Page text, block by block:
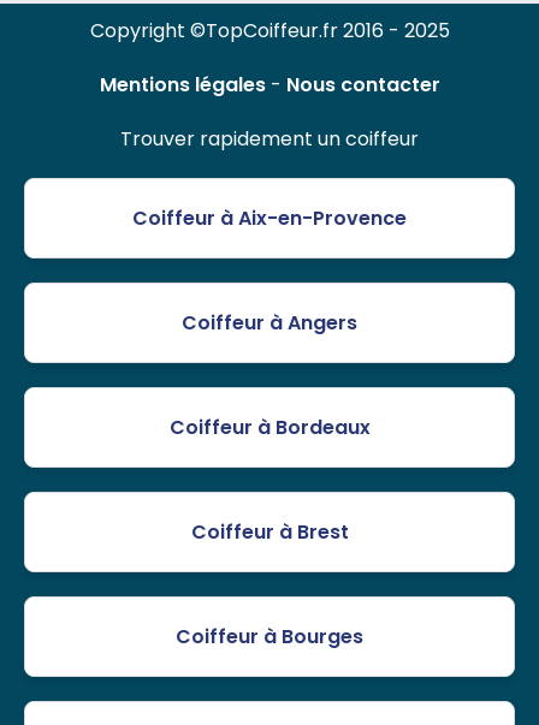
Copyright ©TopCoiffeur.fr 2016 - 2025
Mentions légales- Nous contacter
Trouver rapidement un coiffeur
Coiffeur à Aix-en-Provence
Coiffeur à Angers
Coiffeur à Bordeaux
Coiffeur à Brest
Coiffeur à Bourges